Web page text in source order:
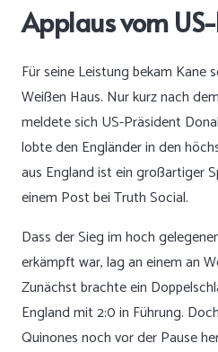
Applaus vom
Für seine Leistung bekam Kane
Weißen Haus. Nur kurz nach
meldete sich US-Präsident
lobte den Engländer in den
aus England ist ein großartiger
einem Post bei Truth Social.
Dass der Sieg im hoch
erkämpft war, lag an einem an
Zunächst brachte ein
England mit 2:0 in Führung.
Quinones noch vor der Pause